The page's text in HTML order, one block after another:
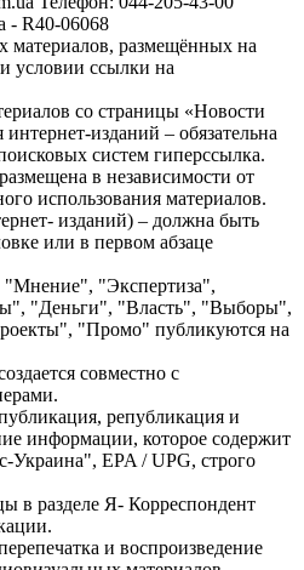
- R40-06068
материалов, размещённых на
условии ссылки на
со страницы «Новости
изданий – обязательна
систем гиперссылка.
в независимости от
использования материалов.
изданий) – должна быть
или в первом абзаце
"Мнение", "Экспертиза",
"Деньги", "Власть", "Выборы",
"Промо" публикуются на
совместно с
републикация и
информации, которое содержит
Украина", EPA / UPG, строго
в разделе Я- Корреспондент
и воспроизведение